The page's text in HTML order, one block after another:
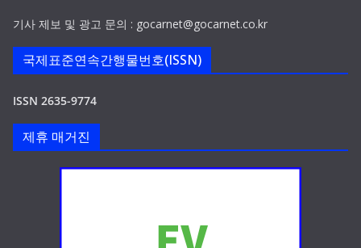
기사 제보 및 광고 문의 : gocarnet@gocarnet.co.kr
국제표준연속간행물번호(ISSN)
ISSN 2635-9774
제휴 매거진